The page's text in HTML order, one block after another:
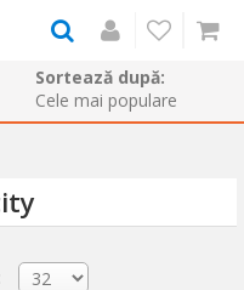
Sortează după: